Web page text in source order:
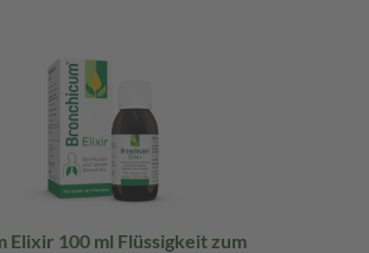
Elixir 100 ml Flüssigkeit zum